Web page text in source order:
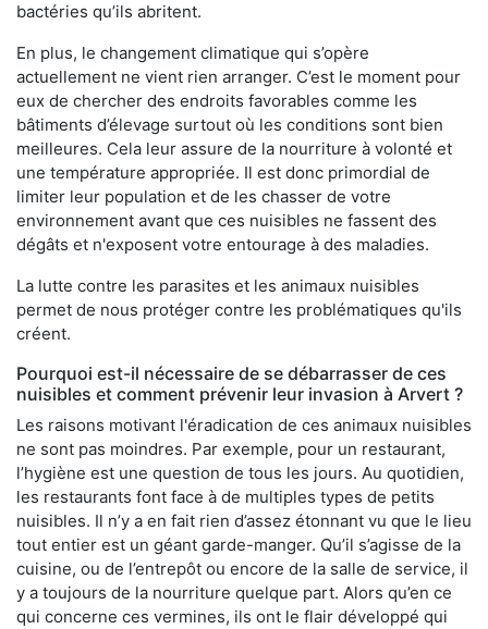
bactéries qu’ils abritent.
En plus, le changement climatique qui s’opère
actuellement ne vient rien arranger. C’est le moment pour
eux de chercher des endroits favorables comme les
bâtiments d’élevage surtout où les conditions sont bien
meilleures. Cela leur assure de la nourriture à volonté et
une température appropriée. Il est donc primordial de
limiter leur population et de les chasser de votre
environnement avant que ces nuisibles ne fassent des
dégâts et n'exposent votre entourage à des maladies.
La lutte contre les parasites et les animaux nuisibles
permet de nous protéger contre les problématiques qu'ils
créent.
Pourquoi est-il nécessaire de se débarrasser de ces
nuisibles et comment prévenir leur invasion à Arvert ?
Les raisons motivant l'éradication de ces animaux nuisibles
ne sont pas moindres. Par exemple, pour un restaurant,
l’hygiène est une question de tous les jours. Au quotidien,
les restaurants font face à de multiples types de petits
nuisibles. Il n’y a en fait rien d’assez étonnant vu que le lieu
tout entier est un géant garde-manger. Qu’il s’agisse de la
cuisine, ou de l’entrepôt ou encore de la salle de service, il
y a toujours de la nourriture quelque part. Alors qu’en ce
qui concerne ces vermines, ils ont le flair développé qui